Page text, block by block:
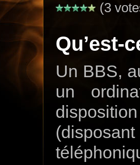
(3
Qu’est-
Un BBS,
un